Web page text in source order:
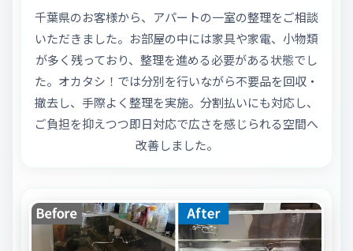
千葉県のお客様から、アパートの一室の整理をご相談
いただきました。お部屋の中には家具や家電、小物類
が多く残っており、整理を進める必要がある状態でし
た。オカタシ！では分別を行いながら不要品を回収・
撤去し、手際よく整理を実施。分割払いにも対応し、
ご負担を抑えつつ即日対応で広さを感じられる空間へ
改善しました。